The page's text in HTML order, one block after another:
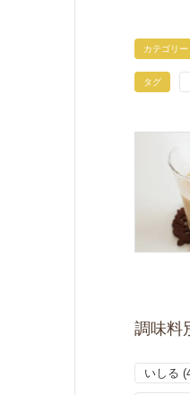
カテゴリー
タグ
調味料
いしる